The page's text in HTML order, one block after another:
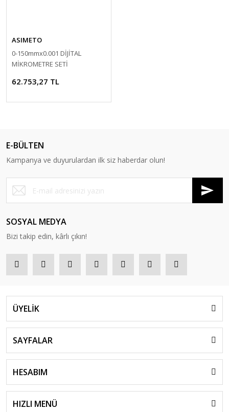
ASIMETO
0-150mmx0.001 DİJİTAL
MİKROMETRE SETİ
62.753,27 TL
E-BÜLTEN
Kampanya ve duyurulardan ilk siz haberdar olun!
SOSYAL MEDYA
Bizi takip edin, kârlı çıkın!
ÜYELİK
SAYFALAR
HESABIM
HIZLI MENÜ